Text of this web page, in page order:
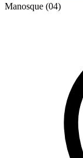
Manosque (04)